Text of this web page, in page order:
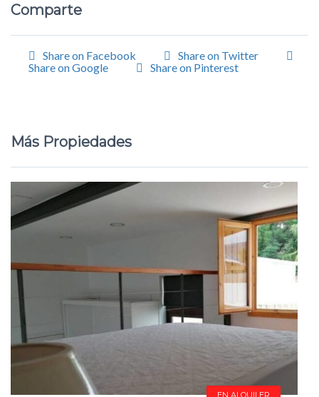
Comparte
Share on Facebook
Share on Twitter
Share on Google
Share on Pinterest
Más Propiedades
EN ALQUILER